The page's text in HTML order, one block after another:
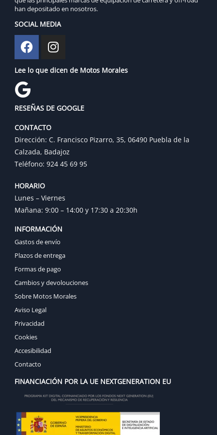
han depositado en nosotros.
SOCIAL MEDIA
Lee lo que dicen de Motos Morales
RESEÑAS DE GOOGLE
CONTACTO
Dirección: C. Francisco Pizarro, 35, 06490 Puebla de la
Calzada, Badajoz
Teléfono: 924 45 69 95
HORARIO
Lunes – Viernes
Mañana: 9:00 – 14:00 y 17:30 a 20:30h
INFORMACIÓN
Gastos de envío
Plazos de entrega
Formas de pago
Cambios y devolouciones
Sobre Motos Morales
Aviso Legal
Privacidad
Cookies
Accesibilidad
Contacto
FINANCIACIÓN POR LA UE NEXTGENERATION EU